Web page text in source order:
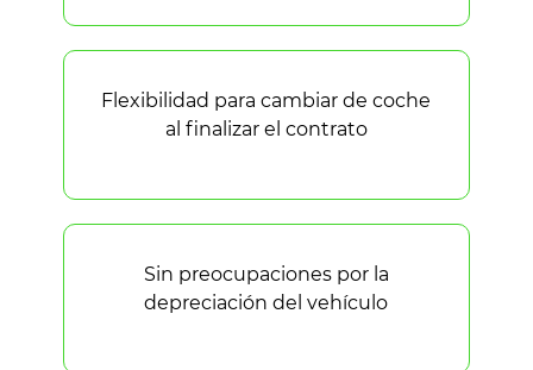
Flexibilidad para cambiar de coche
al finalizar el contrato
Sin preocupaciones por la
depreciación del vehículo